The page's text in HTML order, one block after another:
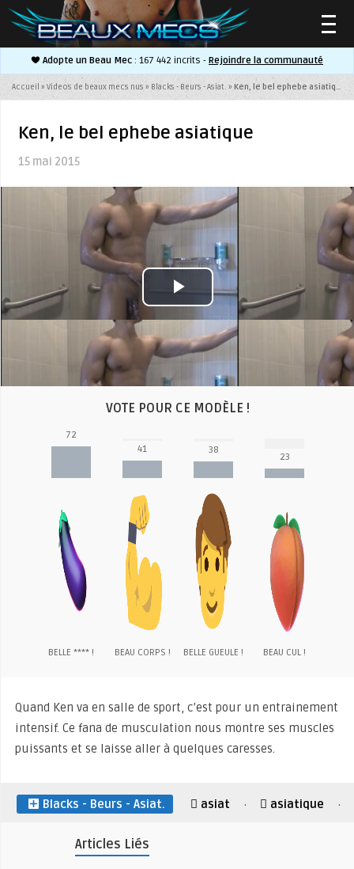
Adopte un Beau Mec : 167 442 incrits - Rejoindre la communauté
Accueil » Videos de beaux mecs nus » Blacks - Beurs - Asiat. » Ken, le bel ephebe asiatique
Ken, le bel ephebe asiatique
15 mai 2015
Play
Video
VOTE POUR CE MODÈLE !
72
BELLE **** !
41
BEAU CORPS !
38
BELLE GUEULE !
23
BEAU CUL !
Quand Ken va en salle de sport, c’est pour un entrainement
intensif. Ce fana de musculation nous montre ses muscles
puissants et se laisse aller à quelques caresses.
Blacks - Beurs - Asiat. asiat · asiatique ·
Articles Liés
▼